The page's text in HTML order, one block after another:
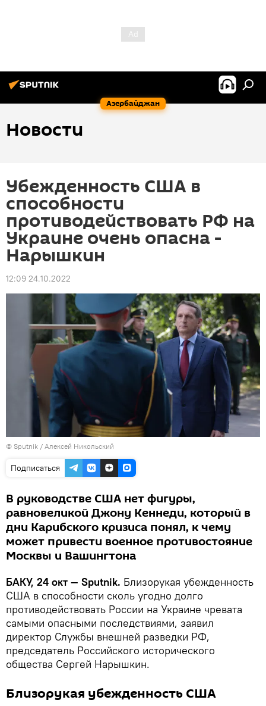
Азербайджан
Новости
Убежденность США в
способности
противодействовать РФ на
Украине очень опасна -
Нарышкин
12:09 24.10.2022
© Sputnik / Алексей Никольский
Подписаться
В руководстве США нет фигуры,
равновеликой Джону Кеннеди, который в
дни Карибского кризиса понял, к чему
может привести военное противостояние
Москвы и Вашингтона
БАКУ, 24 окт — Sputnik. Близорукая убежденность
США в способности сколь угодно долго
противодействовать России на Украине чревата
самыми опасными последствиями, заявил
директор Службы внешней разведки РФ,
председатель Российского исторического
общества Сергей Нарышкин.
Близорукая убежденность США